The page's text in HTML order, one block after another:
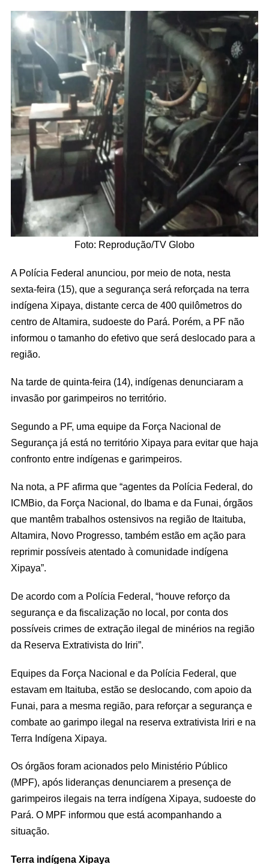
Foto: Reprodução/TV Globo
A Polícia Federal anunciou, por meio de nota, nesta
sexta-feira (15), que a segurança será reforçada na terra
indígena Xipaya, distante cerca de 400 quilômetros do
centro de Altamira, sudoeste do Pará. Porém, a PF não
informou o tamanho do efetivo que será deslocado para a
região.
Na tarde de quinta-feira (14), indígenas denunciaram a
invasão por garimpeiros no território.
Segundo a PF, uma equipe da Força Nacional de
Segurança já está no território Xipaya para evitar que haja
confronto entre indígenas e garimpeiros.
Na nota, a PF afirma que “agentes da Polícia Federal, do
ICMBio, da Força Nacional, do Ibama e da Funai, órgãos
que mantêm trabalhos ostensivos na região de Itaituba,
Altamira, Novo Progresso, também estão em ação para
reprimir possíveis atentado à comunidade indígena
Xipaya”.
De acordo com a Polícia Federal, “houve reforço da
segurança e da fiscalização no local, por conta dos
possíveis crimes de extração ilegal de minérios na região
da Reserva Extrativista do Iriri”.
Equipes da Força Nacional e da Polícia Federal, que
estavam em Itaituba, estão se deslocando, com apoio da
Funai, para a mesma região, para reforçar a segurança e
combate ao garimpo ilegal na reserva extrativista Iriri e na
Terra Indígena Xipaya.
Os órgãos foram acionados pelo Ministério Público
(MPF), após lideranças denunciarem a presença de
garimpeiros ilegais na terra indígena Xipaya, sudoeste do
Pará. O MPF informou que está acompanhando a
situação.
Terra indígena Xipaya